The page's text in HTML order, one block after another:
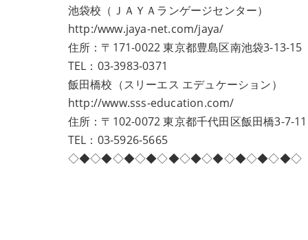
池袋校（ＪＡＹＡランゲージセンター）
http:/www.jaya-net.com/jaya/
住所：〒171-0022 東京都豊島区南池袋3-13-
TEL：03-3983-0371
飯田橋校（スリーエス エデュケーション）
http://www.sss-education.com/
住所：〒102-0072 東京都千代田区飯田橋3-7-
TEL：03-5926-5665
◇◆◇◆◇◆◇◆◇◆◇◆◇◆◇◆◇◆◇◆◇